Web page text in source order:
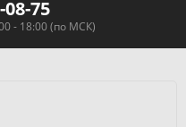
08-75
- 18:00 (по МСК)